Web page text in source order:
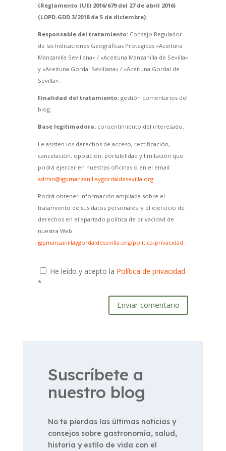
(Reglamento (UE) 2016/679 del 27 de abril 2016)
(LOPD-GDD 3/2018 de 5 de diciembre).
Responsable del tratamiento:Consejo Regulador
de las Indicaciones Geográficas Protegidas «Aceituna
Manzanilla Sevillana» / «Aceituna Manzanilla de Sevilla»
y «Aceituna Gordal Sevillana» / «Aceituna Gordal de
Sevilla».
Finalidad del tratamiento:gestión comentarios del
blog.
Base legitimadora:consentimiento del interesado.
Le asisten los derechos de acceso, rectificación,
cancelación, oposición, portabilidad y limitación que
podrá ejercer en nuestras oficinas o en el email:
admin@igpmanzanillaygordaldesevilla.org
Podrá obtener información ampliada sobre el
tratamiento de sus datos personales y el ejercicio de
derechos en el apartado política de privacidad de
nuestra Web
igpmanzanillaygordaldesevilla.org/politica-privacidad
He leído y acepto la Política de privacidad
*
Enviar comentario
Suscríbete a
nuestro blog
No te pierdas las últimas noticias y
consejos sobre gastronomía, salud,
historia y estilo de vida con el